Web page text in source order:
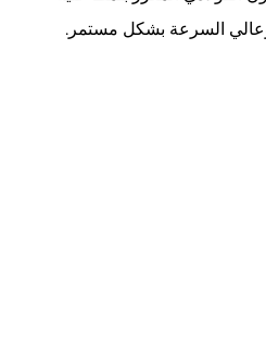
السرعة بشكل مستمر.